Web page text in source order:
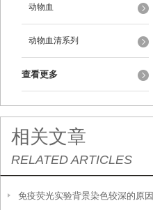
动物血
动物血清系列
查看更多
相关文章
RELATED ARTICLES
免疫荧光实验背景染色较深的原因